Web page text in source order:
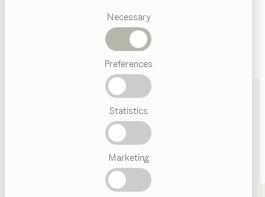
Necessary
Preferences
Statistics
Marketing
Österreichisches
Handwerk
HÄNDLER FINDEN
Geben Sie einen Ort ein und finden Sie einen TEAM 7
Store oder Händler in Ihrer Nähe.